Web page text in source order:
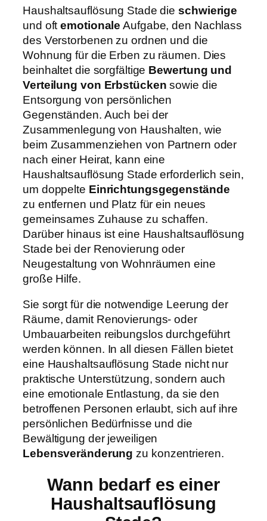
Haushaltsauflösung Stade dieschwierige
und oftemotionale Aufgabe, den Nachlass
des Verstorbenen zu ordnen und die
Wohnung für die Erben zu räumen. Dies
beinhaltet die sorgfältige Bewertung und
Verteilung von Erbstücken sowie die
Entsorgung von persönlichen
Gegenständen. Auch bei der
Zusammenlegung von Haushalten, wie
beim Zusammenziehen von Partnern oder
nach einer Heirat, kann eine
Haushaltsauflösung Stade erforderlich sein,
um doppelte Einrichtungsgegenstände
zu entfernen und Platz für ein neues
gemeinsames Zuhause zu schaffen.
Darüber hinaus ist eine Haushaltsauflösung
Stade bei der Renovierung oder
Neugestaltung von Wohnräumen eine
große Hilfe.
Sie sorgt für die notwendige Leerung der
Räume, damit Renovierungs- oder
Umbauarbeiten reibungslos durchgeführt
werden können. In all diesen Fällen bietet
eine Haushaltsauflösung Stade nicht nur
praktische Unterstützung, sondern auch
eine emotionale Entlastung, da sie den
betroffenen Personen erlaubt, sich auf ihre
persönlichen Bedürfnisse und die
Bewältigung der jeweiligen
Lebensveränderung zu konzentrieren.
Wann bedarf es einer
Haushaltsauflösung